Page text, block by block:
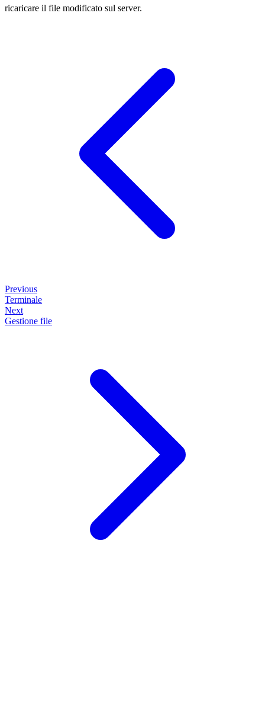
ricaricare il file modificato sul server.
Previous
Terminale
Next
Gestione file